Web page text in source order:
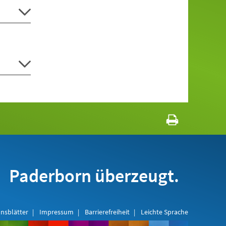
Paderborn überzeugt.
Impressum Barrierefreiheit Leichte Sprache